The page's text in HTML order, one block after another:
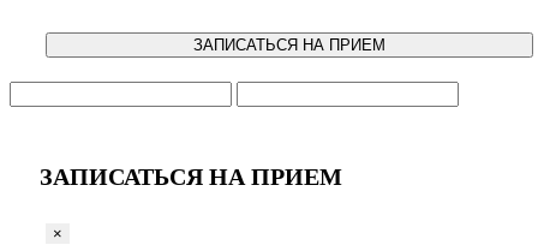
ЗАПИСАТЬСЯ НА ПРИЕМ
ЗАПИСАТЬСЯ НА ПРИЕМ
×